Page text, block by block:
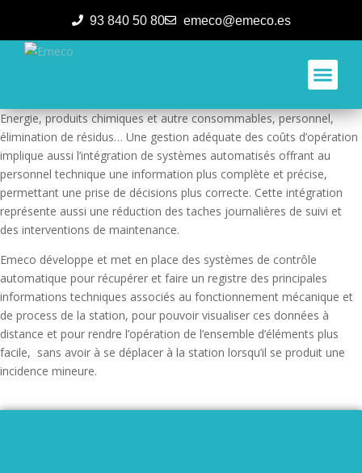
93 840 50 80 emeco@emeco.es
Energie, produits chimiques et autre consommables, personnel,
élimination de résidus… Une gestion adéquate des coûts d’opération
implique aussi l’intégration de systèmes automatisés offrant au
personnel technique une information plus complète et précise,
permettant une prise de décisions plus correcte. Cette intégration
représente aussi une réduction des taches journalières de suivi et
des interventions de maintenance.
Emeco développe et met en place des systèmes de contrôle
automatique pour récupérer et faire un registre des principales
informations techniques associés au fonctionnement mécanique et
de process de la station, pour pouvoir visualiser ces données à
distance et pour rendre l’opération de l’ensemble d’éléments plus
facile, sans avoir à se déplacer à la station lorsqu’il se produit une
incidence mineure.